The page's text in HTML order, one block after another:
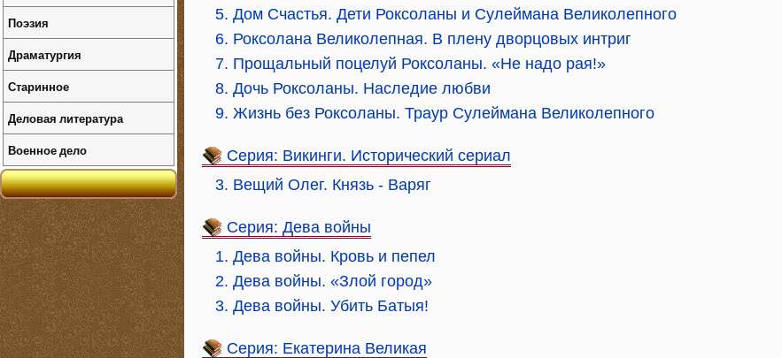
5. Дом Счастья. Дети Роксоланы и Сулеймана Великолепного
6. Роксолана Великолепная. В плену дворцовых интриг
7. Прощальный поцелуй Роксоланы. «Не надо рая!»
8. Дочь Роксоланы. Наследие любви
9. Жизнь без Роксоланы. Траур Сулеймана Великолепного
Серия: Викинги. Исторический сериал
3. Вещий Олег. Князь - Варяг
Серия: Дева войны
1. Дева войны. Кровь и пепел
2. Дева войны. «Злой город»
3. Дева войны. Убить Батыя!
Серия: Екатерина Великая
Поэзия
Драматургия
Старинное
Деловая литература
Военное дело